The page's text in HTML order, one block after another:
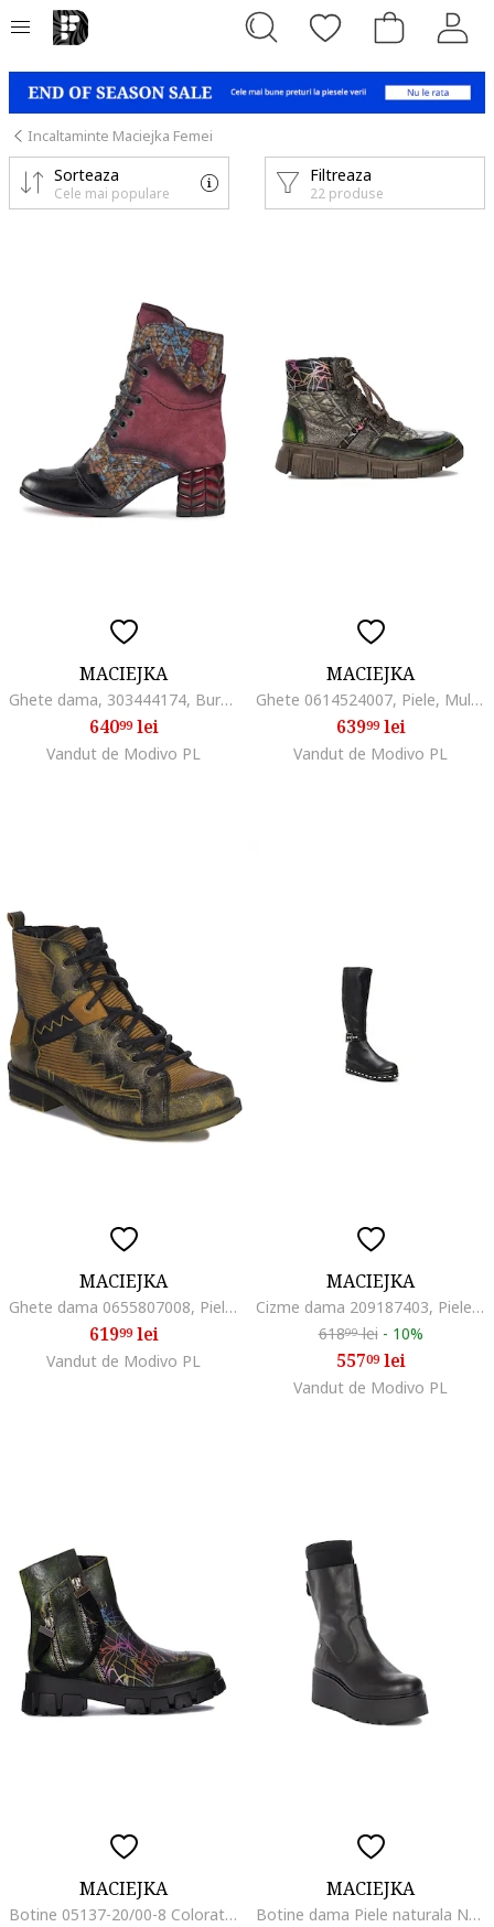
Incaltaminte Maciejka Femei
Filtreaza
22 produse
Sorteaza
Cele mai populare
MACIEJKA
Ghete dama, 303444174, Burgundia, Piele intoarsa, Visiniu
64099lei
Vandut de Modivo PL
MACIEJKA
Ghete 0614524007, Piele, Multicolor, Multicolor
63999lei
Vandut de Modivo PL
MACIEJKA
Ghete dama 0655807008, Piele naturala, Negru/Maro
61999lei
Vandut de Modivo PL
MACIEJKA
Cizme dama 209187403, Piele naturala, Negru, Negru
61899lei - 10%
55709lei
Vandut de Modivo PL
MACIEJKA
Botine 05137-20/00-8 Colorat, Piele naturala, Multicolor
MACIEJKA
Botine dama Piele naturala Negru, Negru